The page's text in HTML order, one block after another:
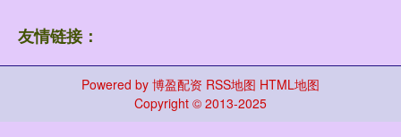
友情链接：
Powered by 博盈配资 RSS地图 HTML地图
Copyright © 2013-2025